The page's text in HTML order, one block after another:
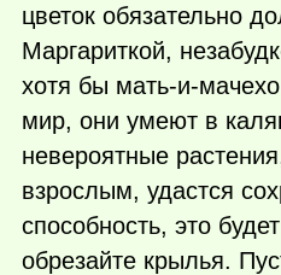
цветок обязательно
Маргариткой,
хотя бы мать-и-
мир, они умеют в
невероятные
взрослым, удастся
способность, это
обрезайте крылья.